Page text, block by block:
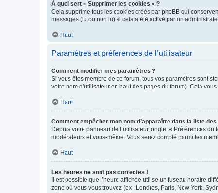
À quoi sert « Supprimer les cookies » ?
Cela supprime tous les cookies créés par phpBB qui
messages (lu ou non lu) si cela a été activé par un
Haut
Paramètres et préférences de l’utilisateur
Comment modifier mes paramètres ?
Si vous êtes membre de ce forum, tous vos paramètres sont
votre nom d’utilisateur en haut des pages du forum). Cela
Haut
Comment empêcher mon nom d’apparaître dans la liste
Depuis votre panneau de l’utilisateur, onglet « Préférences du
modérateurs et vous-même. Vous serez compté parmi les
Haut
Les heures ne sont pas correctes !
Il est possible que l’heure affichée utilise un fuseau horaire
zone où vous vous trouvez (ex : Londres, Paris, New York,